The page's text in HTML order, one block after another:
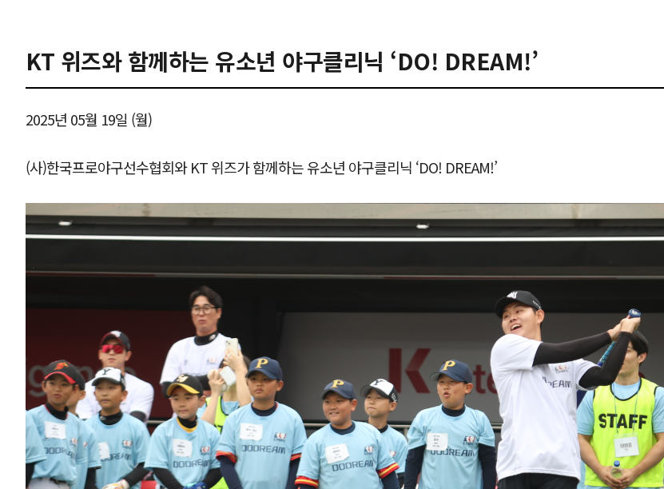
KT 위즈와 함께하는 유소년 야구클리닉 ‘DO! DREAM!’
2025년 05월 19일 (월)
(사)한국프로야구선수협회와 KT 위즈가 함께하는 유소년 야구클리닉 ‘DO! DREAM!’